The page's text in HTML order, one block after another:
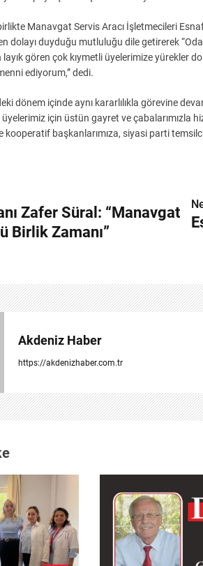
Manavgat Servis Aracı İşletmecileri
dolayı duyduğu mutluluğu dile getirerek
layık gören çok kıymetli üyelerimize
ediyorum,” dedi.
dönem içinde aynı kararlılıkla görevine
için üstün gayret ve çabalarımızla
kooperatif başkanlarımıza, siyasi parti
Zafer Süral: “Manavgat
Birlik Zamanı”
Akdeniz Haber
https://akdenizhaber.com.tr